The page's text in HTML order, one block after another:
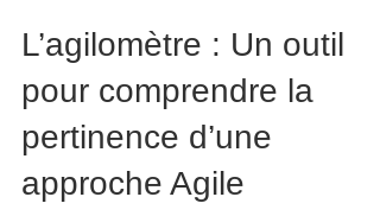
Fabien Genetier
5 févr. 2024
3 min de lecture
L’agilomètre : Un outil